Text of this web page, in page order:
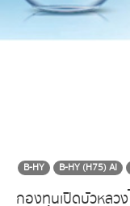
B-HY B-HY (H75) AI
กองทุนเปิดบัวหลว